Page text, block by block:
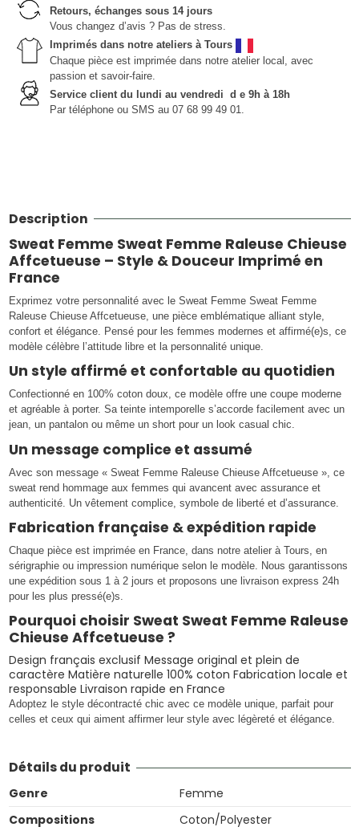
Retours, échanges sous 14 jours
Vous changez d’avis ? Pas de stress.
Imprimés dans notre ateliers à Tours
Chaque pièce est imprimée dans notre atelier local, avec
passion et savoir-faire.
Service client du lundi au vendredi d e 9h à 18h
Par téléphone ou SMS au 07 68 99 49 01.
Description
Sweat Femme Sweat Femme Raleuse Chieuse
Affcetueuse – Style & Douceur Imprimé en
France
Exprimez votre personnalité avec le Sweat Femme Sweat Femme
Raleuse Chieuse Affcetueuse, une pièce emblématique alliant style,
confort et élégance. Pensé pour les femmes modernes et affirmé(e)s, ce
modèle célèbre l’attitude libre et la personnalité unique.
Un style affirmé et confortable au quotidien
Confectionné en 100% coton doux, ce modèle offre une coupe moderne
et agréable à porter. Sa teinte intemporelle s’accorde facilement avec un
jean, un pantalon ou même un short pour un look casual chic.
Un message complice et assumé
Avec son message « Sweat Femme Raleuse Chieuse Affcetueuse », ce
sweat rend hommage aux femmes qui avancent avec assurance et
authenticité. Un vêtement complice, symbole de liberté et d’assurance.
Fabrication française & expédition rapide
Chaque pièce est imprimée en France, dans notre atelier à Tours, en
sérigraphie ou impression numérique selon le modèle. Nous garantissons
une expédition sous 1 à 2 jours et proposons une livraison express 24h
pour les plus pressé(e)s.
Pourquoi choisir Sweat Sweat Femme Raleuse
Chieuse Affcetueuse ?
Design français exclusif Message original et plein de
caractère Matière naturelle 100% coton Fabrication locale et
responsable Livraison rapide en France
Adoptez le style décontracté chic avec ce modèle unique, parfait pour
celles et ceux qui aiment affirmer leur style avec légèreté et élégance.
Détails du produit
Genre
Femme
Compositions
Coton/Polyester